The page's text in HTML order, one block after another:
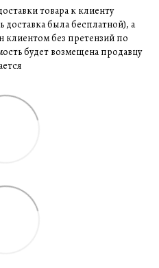
товара к клиенту
доставка была бесплатной), а
клиентом без претензий по
будет возмещена продавцу